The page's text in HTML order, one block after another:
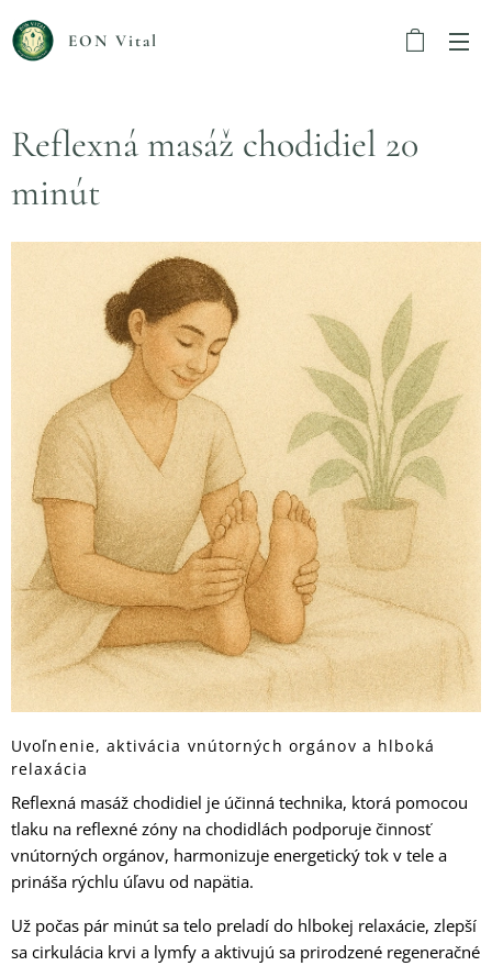
EON Vital
Reflexná masáž chodidiel 20
minút
Uvoľnenie, aktivácia vnútorných orgánov a hlboká
relaxácia
Reflexná masáž chodidiel je účinná technika, ktorá pomocou
tlaku na reflexné zóny na chodidlách podporuje činnosť
vnútorných orgánov, harmonizuje energetický tok v tele a
prináša rýchlu úľavu od napätia.
Už počas pár minút sa telo preladí do hlbokej relaxácie, zlepší
sa cirkulácia krvi a lymfy a aktivujú sa prirodzené regeneračné